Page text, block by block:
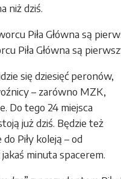
niż dziś.
Piła Główna są
się dziesięć peronów,
– zarówno MZK,
Do tego 24 miejsca
już dziś. Będzie też
Piły koleją – od
minuta spacerem.